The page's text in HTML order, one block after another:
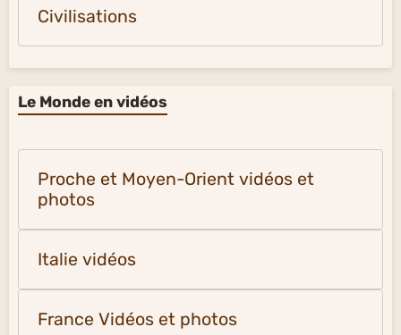
Civilisations
Le Monde en vidéos
Proche et Moyen-Orient vidéos et
photos
Italie vidéos
France Vidéos et photos